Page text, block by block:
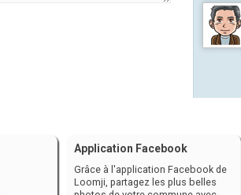
Application Facebook
Grâce à l'application Facebook de
Loomji, partagez les plus belles